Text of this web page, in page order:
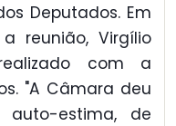
Deputados. Em
reunião, Virgílio
com a
"A Câmara deu
estima, de